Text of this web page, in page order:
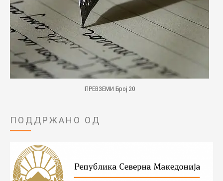
ПРЕВЗЕМИ Број 20
ПОДДРЖАНО ОД